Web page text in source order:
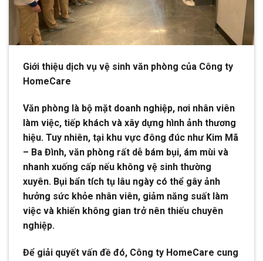
Giới thiệu dịch vụ vệ sinh văn phòng của Công ty
HomeCare
Văn phòng là bộ mặt doanh nghiệp, nơi nhân viên
làm việc, tiếp khách và xây dựng hình ảnh thương
hiệu. Tuy nhiên, tại khu vực đông đúc như Kim Mã
– Ba Đình, văn phòng rất dễ bám bụi, ám mùi và
nhanh xuống cấp nếu không vệ sinh thường
xuyên. Bụi bẩn tích tụ lâu ngày có thể gây ảnh
hưởng sức khỏe nhân viên, giảm năng suất làm
việc và khiến không gian trở nên thiếu chuyên
nghiệp.
Để giải quyết vấn đề đó, Công ty HomeCare cung